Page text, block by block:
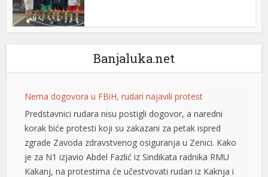
Banjaluka.net
Nema dogovora u FBiH, rudari najavili protest
Predstavnici rudara nisu postigli dogovor, a naredni
korak biće protesti koji su zakazani za petak ispred
zgrade Zavoda zdravstvenog osiguranja u Zenici. Kako
je za N1 izjavio Abdel Fazlić iz Sindikata radnika RMU
Kakanj, na protestima će učestvovati rudari iz Kaknja i